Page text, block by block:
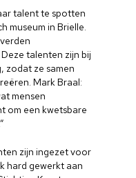
talent te spotten
museum in Brielle.
talenten zijn bij
zodat ze samen
Mark Braal:
mensen
om een kwetsbare
zijn ingezet voor
hard gewerkt aan